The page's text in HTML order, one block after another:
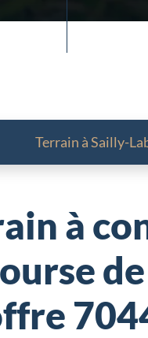
Terrain àSailly-
à
de